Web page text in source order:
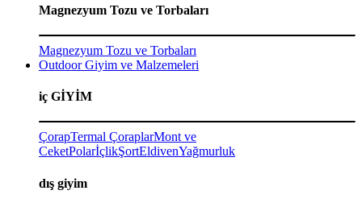
Magnezyum Tozu ve Torbaları
Magnezyum Tozu ve Torbaları
Outdoor Giyim ve Malzemeleri
iç GİYİM
ÇorapTermal ÇoraplarMont ve
CeketPolarİçlikŞortEldivenYağmurluk
dış giyim